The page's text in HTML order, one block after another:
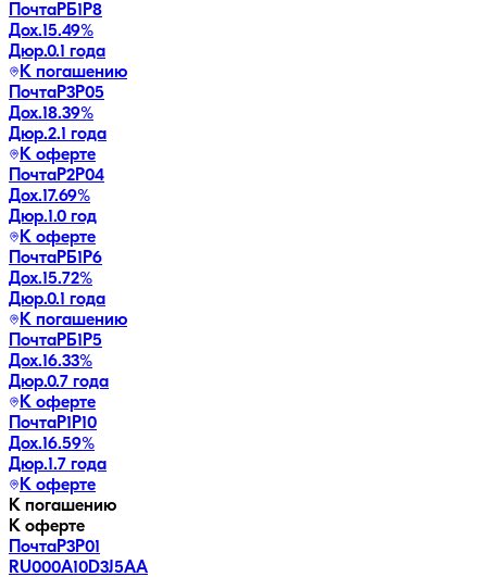
ПочтаРБ1P8
Дох.15.49%
Дюр.0.1 года
К погашению
ПочтаР3P05
Дох.18.39%
Дюр.2.1 года
К оферте
ПочтаР2P04
Дох.17.69%
Дюр.1.0 год
К оферте
ПочтаРБ1P6
Дох.15.72%
Дюр.0.1 года
К погашению
ПочтаРБ1P5
Дох.16.33%
Дюр.0.7 года
К оферте
ПочтаР1P10
Дох.16.59%
Дюр.1.7 года
К оферте
К погашению
К оферте
ПочтаР3P01
RU000A10D3J5AA